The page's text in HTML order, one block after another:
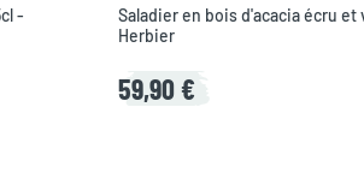
-
Saladier en bois d'acacia écru et
Herbier
59,90 €